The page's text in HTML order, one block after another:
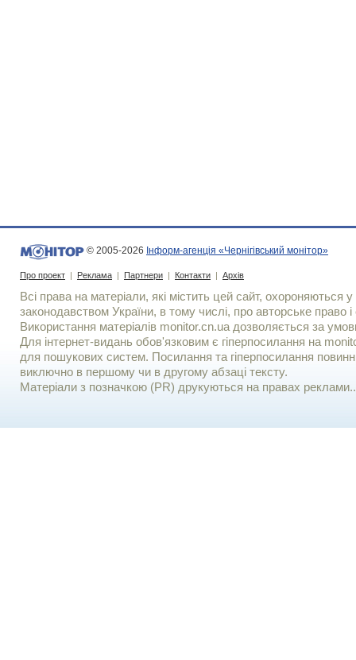
© 2005-2026 Інформ-агенція «Чернігівський монітор»
Про проект | Реклама | Партнери | Контакти | Архів
Всі права на матеріали, які містить цей сайт, охороняються у
законодавством України, в тому числі, про авторське право і
Використання матерiалiв monitor.cn.ua дозволяється за
Для iнтернет-видань обов'язковим є гiперпосилання на
для пошукових систем. Посилання та гіперпосилання
виключно в першому чи в другому абзаці тексту.
Матеріали з позначкою (PR) друкуються на правах реклами..